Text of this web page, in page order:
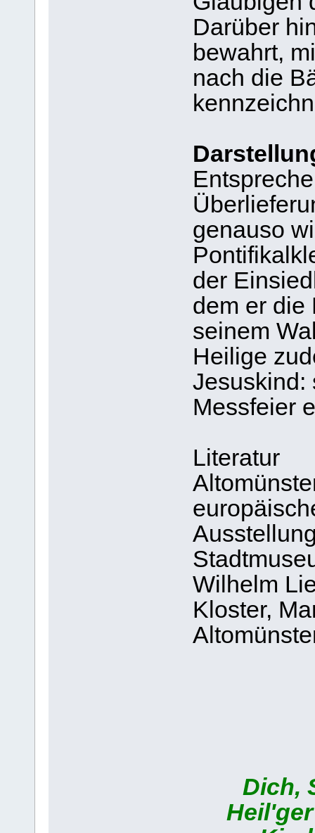
Darüber
bewahrt,
nach die
genauso
der
dem er die
seinem
Heilige
Jesuskind:
Messfeier
Literatur
Wilhelm
Kloster,
Dich,